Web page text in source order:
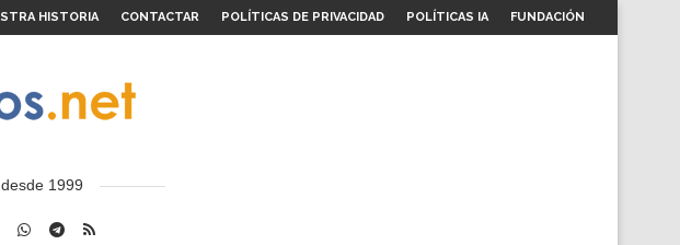
HISTORIA CONTACTAR POLÍTICAS DE PRIVACIDAD POLÍTICAS IA FUNDACIÓN
1999